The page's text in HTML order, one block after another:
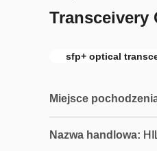
Transceivery
sfp+ optical
Miejsce
Nazwa handlowa: